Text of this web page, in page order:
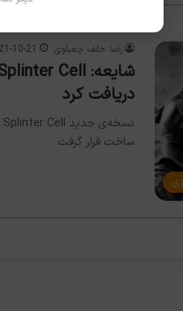
رضا خلف چعباوی 10-21
دریافت کرد
ساخت قرار گرفت